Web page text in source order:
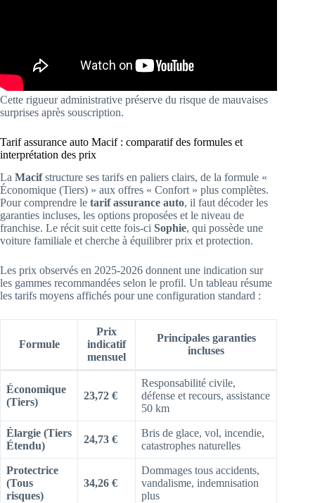
Cette rigueur administrative préserve du risque de mauvaises
surprises après souscription.
Tarif assurance auto Macif : comparatif des formules et
interprétation des prix
La Macifstructure ses tarifs en paliers clairs, de la formule «
Économique (Tiers) » aux offres « Confort » plus complètes.
Pour comprendre le tarif assurance auto, il faut décoder les
garanties incluses, les options proposées et le niveau de
franchise. Le récit suit cette fois-ci Sophie, qui possède une
voiture familiale et cherche à équilibrer prix et protection.
Les prix observés en 2025-2026 donnent une indication sur
les gammes recommandées selon le profil. Un tableau résume
les tarifs moyens affichés pour une configuration standard :
Formule
Prix
indicatif
mensuel
Principales garanties
incluses
Économique
(Tiers)
23,72 €
Responsabilité civile,
défense et recours, assistance
50 km
Élargie (Tiers
Étendu)
24,73 €
Bris de glace, vol, incendie,
catastrophes naturelles
Protectrice
(Tous
risques)
34,26 €
Dommages tous accidents,
vandalisme, indemnisation
plus